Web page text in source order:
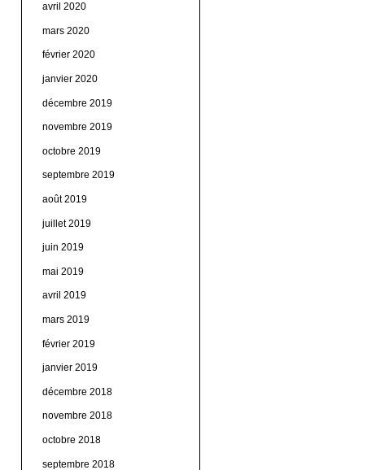
avril 2020
mars 2020
février 2020
janvier 2020
décembre 2019
novembre 2019
octobre 2019
septembre 2019
août 2019
juillet 2019
juin 2019
mai 2019
avril 2019
mars 2019
février 2019
janvier 2019
décembre 2018
novembre 2018
octobre 2018
septembre 2018